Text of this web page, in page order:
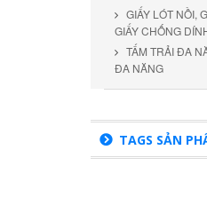
GIẤY LÓT NỒI,
GIẤY CHỐNG
TẤM TRẢI ĐA
ĐA NĂNG
TAGS SẢN